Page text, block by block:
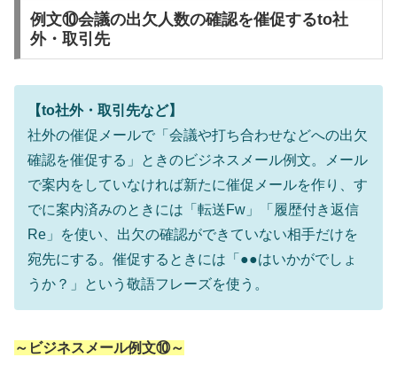
例文⑩会議の出欠人数の確認を催促するto社
外・取引先
【to社外・取引先など】
社外の催促メールで「会議や打ち合わせなどへの出欠
確認を催促する」ときのビジネスメール例文。メール
で案内をしていなければ新たに催促メールを作り、す
でに案内済みのときには「転送Fw」「履歴付き返信
Re」を使い、出欠の確認ができていない相手だけを
宛先にする。催促するときには「●●はいかがでしょ
うか？」という敬語フレーズを使う。
～ビジネスメール例文⑩～